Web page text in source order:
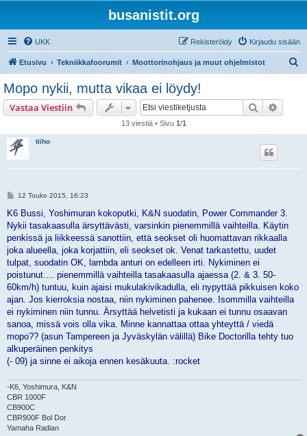
busanistit.org
UKK Kirjaudu sisään
Rekisteröidy
Etusivu Tekniikkafoorumit Moottorinohjaus ja muut ohjelmistot
Mopo nykii, mutta vikaa ei löydy!
Vastaa Viestiin Etsi
13 viestiä • Sivu 1/1
tiiho
V
e
t
i
12 Touko 2015, 16:23
K6 Bussi, Yoshimuran kokoputki, K&N suodatin, Power Commander 3.
Nykii tasakaasulla ärsyttävästi, varsinkin pienemmillä vaihteilla. Käytin
penkissä ja liikkeessä sanottiin, että seokset oli huomattavan rikkaalla
joka alueella, joka korjattiin, eli seokset ok. Venat tarkastettu, uudet
tulpat, suodatin OK, lambda anturi on edelleen irti. Nykiminen ei
poistunut.... pienemmillä vaihteilla tasakaasulla ajaessa (2. & 3. 50-
60km/h) tuntuu, kuin ajaisi mukulakivikadulla, eli nypyttää pikkuisen koko
ajan. Jos kierroksia nostaa, niin nykiminen pahenee. Isommilla vaihteilla
ei nykiminen niin tunnu. Ärsyttää helvetisti ja kukaan ei tunnu osaavan
sanoa, missä vois olla vika. Minne kannattaa ottaa yhteyttä / viedä
mopo?? (asun Tampereen ja Jyväskylän välillä) Bike Doctorilla tehty tuo
alkuperäinen penkitys
(- 09) ja sinne ei aikoja ennen kesäkuuta. :rocket
-K6, Yoshimura, K&N
CBR 1000F
CB900C
CBR900F Bol Dor
Yamaha Radian